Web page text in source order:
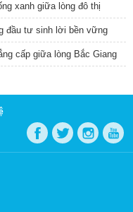
xanh giữa lòng đô thị
đầu tư sinh lời bền vững
cấp giữa lòng Bắc Giang